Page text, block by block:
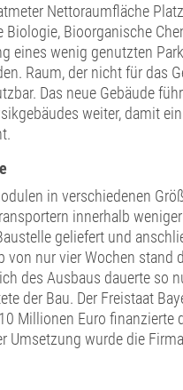
Nettoraumfläche
Bioorganische
eines wenig genutzten
Raum, der nicht für das
Das neue Gebäude
weiter, damit
in verschiedenen
innerhalb
geliefert und
von nur vier Wochen stand
des Ausbaus dauerte so
der Bau. Der Freistaat
Millionen Euro finanzierte
Umsetzung wurde die